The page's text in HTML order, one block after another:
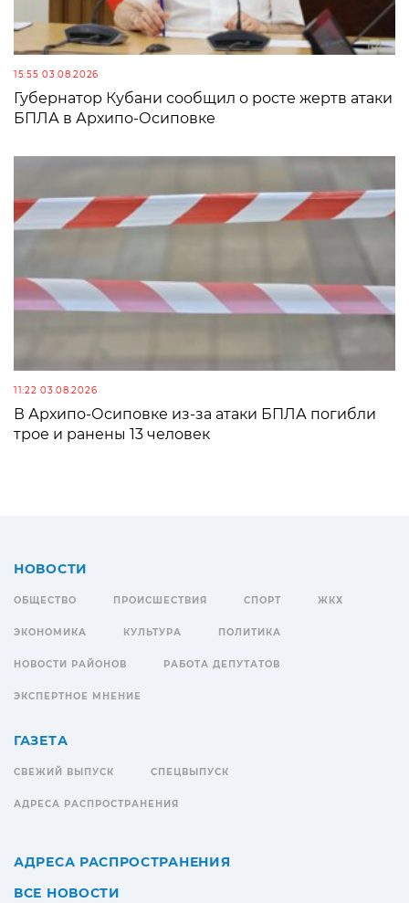
15:55 03.08.2026
Губернатор Кубани сообщил о росте жертв атаки
БПЛА в Архипо-Осиповке
11:22 03.08.2026
В Архипо-Осиповке из-за атаки БПЛА погибли
трое и ранены 13 человек
НОВОСТИ
ОБЩЕСТВО ПРОИСШЕСТВИЯ СПОРТ ЖКХ
ЭКОНОМИКА КУЛЬТУРА ПОЛИТИКА
НОВОСТИ РАЙОНОВ РАБОТА ДЕПУТАТОВ
ЭКСПЕРТНОЕ МНЕНИЕ
ГАЗЕТА
СВЕЖИЙ ВЫПУСК СПЕЦВЫПУСК
АДРЕСА РАСПРОСТРАНЕНИЯ
АДРЕСА РАСПРОСТРАНЕНИЯ
ВСЕ НОВОСТИ